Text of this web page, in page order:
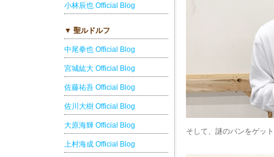
小林辰也 Official Blog
▼ 聖ルドルフ
中尾拳也 Official Blog
宮城紘大 Official Blog
佐藤祐吾 Official Blog
佐川大樹 Official Blog
大原海輝 Official Blog
上村海成 Official Blog
そして、謎のパンをゲッ